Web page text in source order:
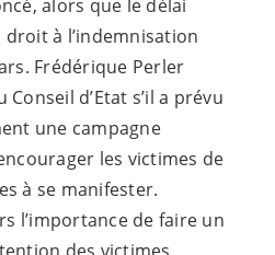
alors que le délai
à l’indemnisation
Frédérique Perler
d’Etat s’il a prévu
une campagne
les victimes de
à se manifester.
l’importance de faire un